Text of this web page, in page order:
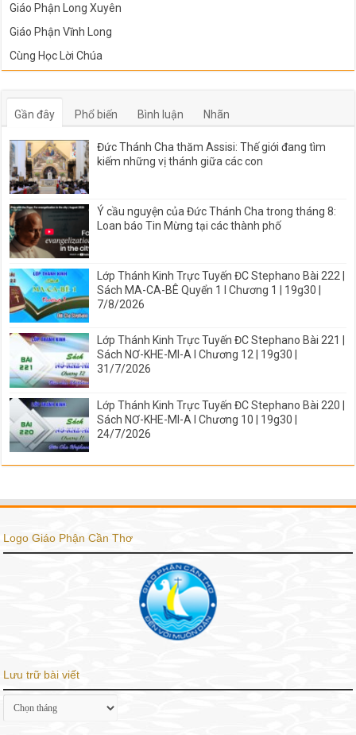
Giáo Phận Long Xuyên
Giáo Phận Vĩnh Long
Cùng Học Lời Chúa
Gần đây Phổ biến Bình luận Nhãn
Đức Thánh Cha thăm Assisi: Thế giới đang tìm
kiếm những vị thánh giữa các con
Ý cầu nguyện của Đức Thánh Cha trong tháng 8:
Loan báo Tin Mừng tại các thành phố
Lớp Thánh Kinh Trực Tuyến ĐC Stephano Bài 222 |
Sách MA-CA-BÊ Quyển 1 I Chương 1 | 19g30 |
7/8/2026
Lớp Thánh Kinh Trực Tuyến ĐC Stephano Bài 221 |
Sách NƠ-KHE-MI-A I Chương 12 | 19g30 |
31/7/2026
Lớp Thánh Kinh Trực Tuyến ĐC Stephano Bài 220 |
Sách NƠ-KHE-MI-A I Chương 10 | 19g30 |
24/7/2026
Logo Giáo Phận Cần Thơ
Lưu trữ bài viết
Lưu
trữ